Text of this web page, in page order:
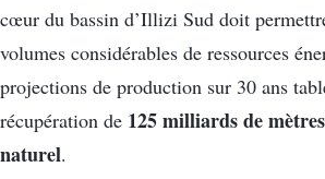
cœur du bassin d’Illizi Sud doit
volumes considérables de ressources
projections de production sur 30 ans
récupération de 125 milliards de
naturel.